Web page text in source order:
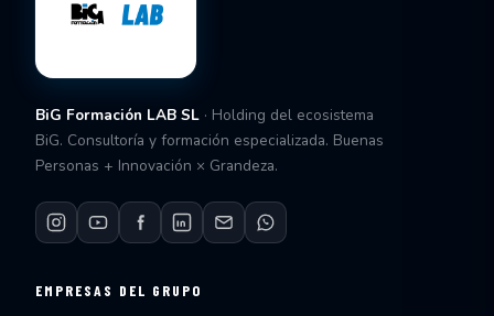
BiG Formación LAB SL · Holding del ecosistema
BiG. Consultoría y formación especializada. Buenas
Personas + Innovación × Grandeza.
EMPRESAS DEL GRUPO